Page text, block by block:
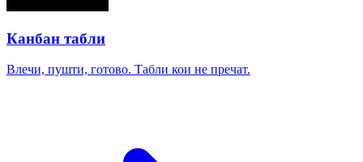
Канбан табли
Влечи, пушти, готово. Табли кои не пречат.